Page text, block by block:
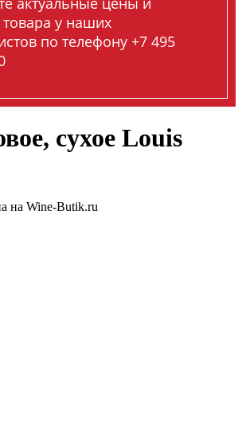
у наших
по телефону +7 495
сухое Louis
на Wine-Butik.ru